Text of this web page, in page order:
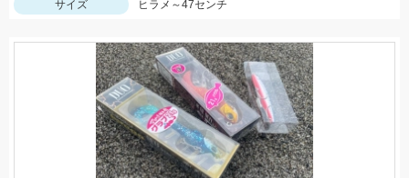
サイズ
ヒラメ～47センチ